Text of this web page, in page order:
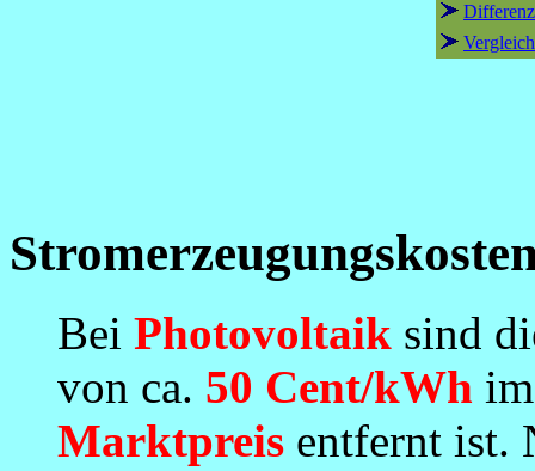
Bei Photovoltaik sind
von ca. 50 Cent/kWh
Marktpreis entfernt ist.